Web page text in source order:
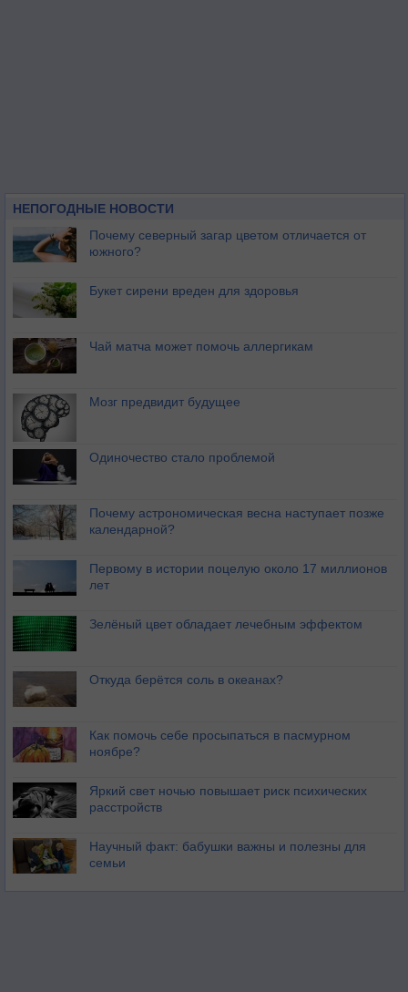
НЕПОГОДНЫЕ НОВОСТИ
Почему северный загар цветом отличается от
южного?
Букет сирени вреден для здоровья
Чай матча может помочь аллергикам
Мозг предвидит будущее
Одиночество стало проблемой
Почему астрономическая весна наступает позже
календарной?
Первому в истории поцелую около 17 миллионов
лет
Зелёный цвет обладает лечебным эффектом
Откуда берётся соль в океанах?
Как помочь себе просыпаться в пасмурном
ноябре?
Яркий свет ночью повышает риск психических
расстройств
Научный факт: бабушки важны и полезны для
семьи